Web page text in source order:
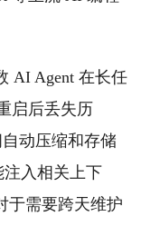
AI Agent 在长任
启后丢失历
动压缩和存储
注入相关上下
于需要跨天维护